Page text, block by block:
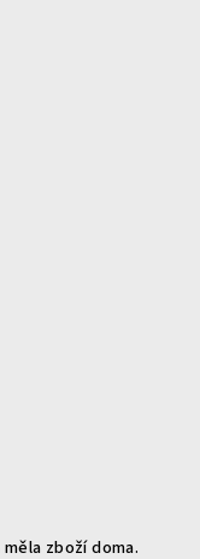
zboží doma.